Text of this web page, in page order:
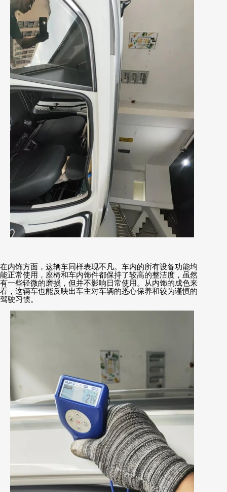
在内饰方面，这辆车同样表现不凡。车内的所有设备功能均
能正常使用，座椅和车内饰件都保持了较高的整洁度，虽然
有一些轻微的磨损，但并不影响日常使用。从内饰的成色来
看，这辆车也能反映出车主对车辆的悉心保养和较为谨慎的
驾驶习惯。